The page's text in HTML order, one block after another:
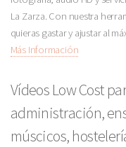
La Zarza. Con nuestra
quieras gastar y ajustar al
Más Información
Vídeos Low Cost
administración,
múscicos,